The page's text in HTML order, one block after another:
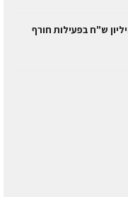
משקיעה 20 מיליון ש"ח בפעילות חורף